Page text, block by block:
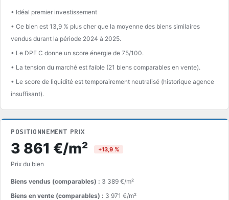
• Idéal premier investissement
• Ce bien est 13,9 % plus cher que la moyenne des biens similaires
vendus durant la période 2024 à 2025.
• Le DPE C donne un score énergie de 75/100.
• La tension du marché est faible (21 biens comparables en vente).
• Le score de liquidité est temporairement neutralisé (historique agence
insuffisant).
POSITIONNEMENT PRIX
3 861 €/m² +13,9 %
Prix du bien
Biens vendus (comparables) : 3 389 €/m²
Biens en vente (comparables) : 3 971 €/m²